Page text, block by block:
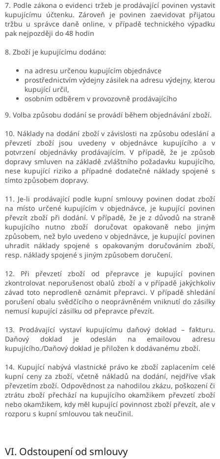
7. Podle zákona o evidenci tržeb je prodávající povinen vystavit
kupujícímu účtenku. Zároveň je povinen zaevidovat přijatou
tržbu u správce daně online, v případě technického výpadku
pak nejpozději do 48 hodin
8. Zboží je kupujícímu dodáno:
na adresu určenou kupujícím objednávce
prostřednictvím výdejny zásilek na adresu výdejny, kterou
kupující určil,
osobním odběrem v provozovně prodávajícího
9. Volba způsobu dodání se provádí během objednávání zboží.
10. Náklady na dodání zboží v závislosti na způsobu odeslání a
převzetí zboží jsou uvedeny v objednávce kupujícího a v
potvrzení objednávky prodávajícím. V případě, že je způsob
dopravy smluven na základě zvláštního požadavku kupujícího,
nese kupující riziko a případné dodatečné náklady spojené s
tímto způsobem dopravy.
11. Je-li prodávající podle kupní smlouvy povinen dodat zboží
na místo určené kupujícím v objednávce, je kupující povinen
převzít zboží při dodání. V případě, že je z důvodů na straně
kupujícího nutno zboží doručovat opakovaně nebo jiným
způsobem, než bylo uvedeno v objednávce, je kupující povinen
uhradit náklady spojené s opakovaným doručováním zboží,
resp. náklady spojené s jiným způsobem doručení.
12. Při převzetí zboží od přepravce je kupující povinen
zkontrolovat neporušenost obalů zboží a v případě jakýchkoliv
závad toto neprodleně oznámit přepravci. V případě shledání
porušení obalu svědčícího o neoprávněném vniknutí do zásilky
nemusí kupující zásilku od přepravce převzít.
13. Prodávající vystaví kupujícímu daňový doklad – fakturu.
Daňový doklad je odeslán na emailovou adresu
kupujícího./Daňový doklad je přiložen k dodávanému zboží.
14. Kupující nabývá vlastnické právo ke zboží zaplacením celé
kupní ceny za zboží, včetně nákladů na dodání, nejdříve však
převzetím zboží. Odpovědnost za nahodilou zkázu, poškození či
ztrátu zboží přechází na kupujícího okamžikem převzetí zboží
nebo okamžikem, kdy měl kupující povinnost zboží převzít, ale v
rozporu s kupní smlouvou tak neučinil.
VI. Odstoupení od smlouvy